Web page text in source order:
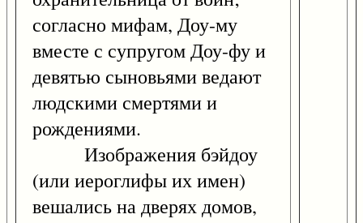
согласно мифам, Доу-му
вместе с супругом Доу-фу и
девятью сыновьями ведают
людскими смертями и
рождениями.
Изображения бэйдоу
(или иероглифы их имен)
вешались на дверях домов,